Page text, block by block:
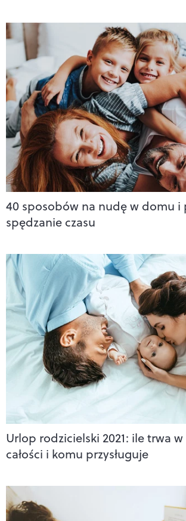
40 sposobów na nudę w domu i
spędzanie czasu
Urlop rodzicielski 2021: ile trwa
całości i komu przysługuje